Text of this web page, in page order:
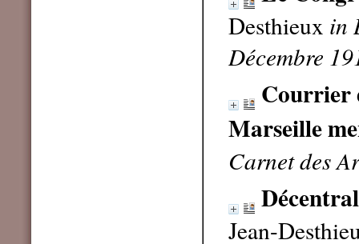
Desthieux in
Décembre
Courrier
Marseille
Carnet des
Jean-